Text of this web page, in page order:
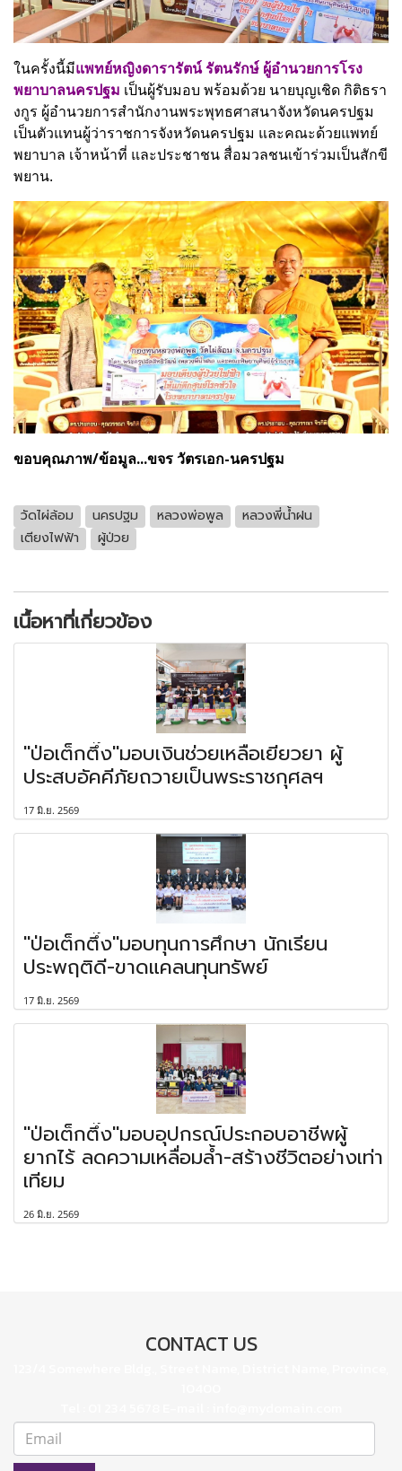
ในครั้งนี้มีแพทย์หญิงดารารัตน์ รัตนรักษ์ ผู้อำนวยการโรง
พยาบาลนครปฐม เป็นผู้รับมอบ พร้อมด้วย นายบุญเชิด กิติธรา
งกูร ผู้อำนวยการสำนักงานพระพุทธศาสนาจังหวัดนครปฐม
เป็นตัวแทนผู้ว่าราชการจังหวัดนครปฐม และคณะด้วยแพทย์
พยาบาล เจ้าหน้าที่ และประชาชน สื่อมวลชนเข้าร่วมเป็นสักขี
พยาน.
ขอบคุณภาพ/ข้อมูล...ขจร วัตรเอก-นครปฐม
วัดไผ่ล้อม นครปฐม หลวงพ่อพูล
หลวงพี่น้ำฝน
เตียงไฟฟ้า
ผู้ป่วย
เนื้อหาที่เกี่ยวข้อง
"ป่อเต็กตึ๊ง"มอบเงินช่วยเหลือเยียวยา ผู้
ประสบอัคคีภัยถวายเป็นพระราชกุศลฯ
17 มิ.ย. 2569
"ป่อเต็กตึ๊ง"มอบทุนการศึกษา นักเรียน
ประพฤติดี-ขาดแคลนทุนทรัพย์
17 มิ.ย. 2569
"ป่อเต็กตึ๊ง"มอบอุปกรณ์ประกอบอาชีพผู้
ยากไร้ ลดความเหลื่อมล้ำ-สร้างชีวิตอย่างเท่า
เทียม
26 มิ.ย. 2569
CONTACT US